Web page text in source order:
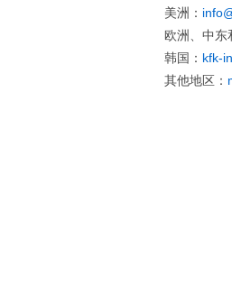
美洲：
欧洲、中东
韩国： kfk-
其他地区：